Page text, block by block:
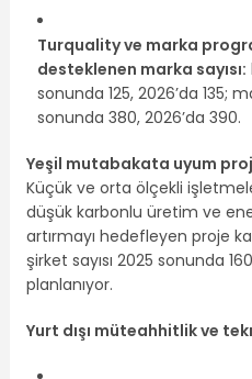
Turquality ve marka
desteklenen marka sayısı:
sonunda 125, 2026’da 135;
sonunda 380, 2026’da 390.
Yeşil mutabakata uyum
Küçük ve orta ölçekli
düşük karbonlu üretim ve
artırmayı hedefleyen proje
şirket sayısı 2025 sonunda
planlanıyor.
Yurt dışı müteahhitlik ve